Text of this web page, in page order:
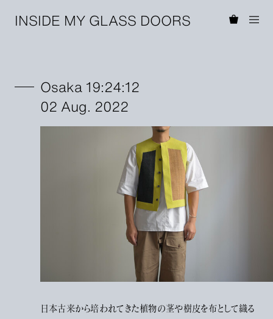
INSIDE MY GLASS DOORS
Osaka 19:24:12
02 Aug. 2022
日本古来から培われてきた植物の茎や樹皮を布として織る